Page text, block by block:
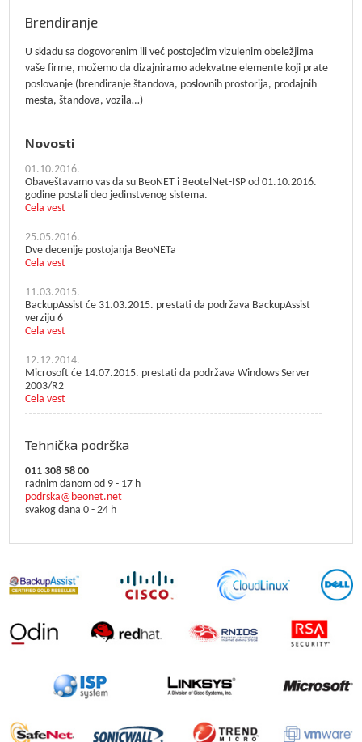
Brendiranje
U skladu sa dogovorenim ili već postojećim vizulenim obeležjima
vaše firme, možemo da dizajniramo adekvatne elemente koji prate
poslovanje (brendiranje štandova, poslovnih prostorija, prodajnih
mesta, štandova, vozila…)
Novosti
01.10.2016.
Obaveštavamo vas da su BeoNET i BeotelNet-ISP od 01.10.2016.
godine postali deo jedinstvenog sistema.
Cela vest
25.05.2016.
Dve decenije postojanja BeoNETa
Cela vest
11.03.2015.
BackupAssist će 31.03.2015. prestati da podržava BackupAssist
verziju 6
Cela vest
12.12.2014.
Microsoft će 14.07.2015. prestati da podržava Windows Server
2003/R2
Cela vest
Tehnička podrška
011 308 58 00
radnim danom od 9 - 17 h
podrska@beonet.net
svakog dana 0 - 24 h